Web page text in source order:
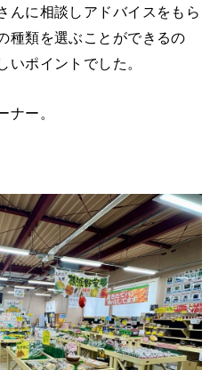
んに相談しアドバイスをもら
種類を選ぶことができるの
いポイントでした。
ナー。